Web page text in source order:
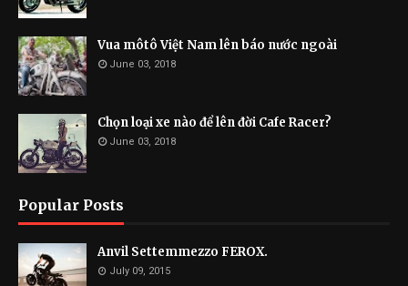
Vua môtô Việt Nam lên báo nước ngoài
June 03, 2018
Chọn loại xe nào để lên đời Cafe Racer?
June 03, 2018
Popular Posts
Anvil Settemmezzo FEROX.
July 09, 2015